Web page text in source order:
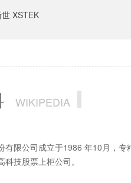
世 XSTEK
WIKIPEDIA
有限公司成立于1986 年10月，
技股票上柜公司。